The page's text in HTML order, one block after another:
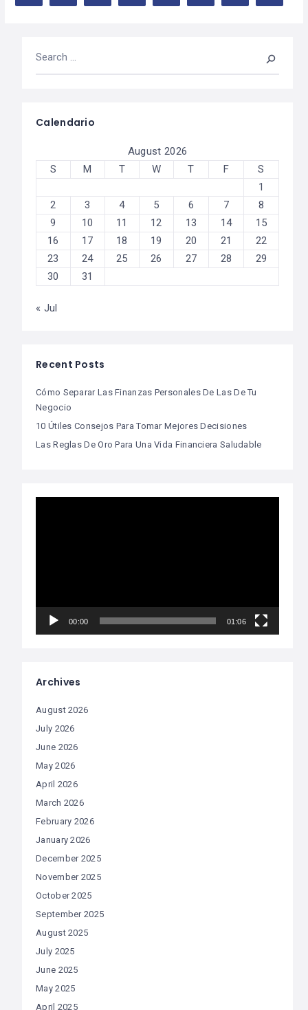
Calendario
August 2026
S
M T W T F
S
1
2
3 4 5 6 7
8
9
10 11 12 13 14
15
16
17 18 19 20 21
22
23
24 25 26 27 28
29
30
31
« Jul
Recent Posts
Cómo Separar Las Finanzas Personales De Las De Tu
Negocio
10 Útiles Consejos Para Tomar Mejores Decisiones
Las Reglas De Oro Para Una Vida Financiera Saludable
00:00 01:06
Archives
August 2026
July 2026
June 2026
May 2026
April 2026
March 2026
February 2026
January 2026
December 2025
November 2025
October 2025
September 2025
August 2025
July 2025
June 2025
May 2025
April 2025